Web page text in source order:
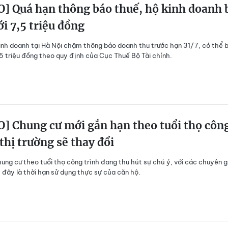
Quá hạn thông báo thuế, hộ kinh doanh
7,5 triệu đồng
doanh tại Hà Nội chậm thông báo doanh thu trước hạn 31/7, có thể
triệu đồng theo quy định của Cục Thuế Bộ Tài chính.
Chung cư mới gắn hạn theo tuổi thọ
trường sẽ thay đổi
cư theo tuổi thọ công trình đang thu hút sự chú ý, với các chuyên
đây là thời hạn sử dụng thực sự của căn hộ.